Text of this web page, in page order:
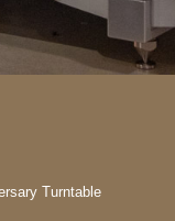
Turntable